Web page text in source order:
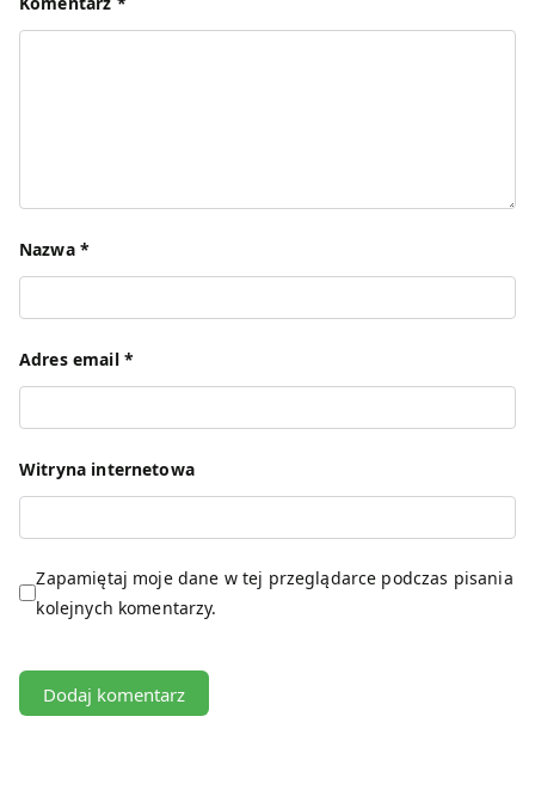
Nazwa *
Adres email *
Witryna internetowa
Zapamiętaj moje dane w tej przeglądarce podczas pisania
kolejnych komentarzy.